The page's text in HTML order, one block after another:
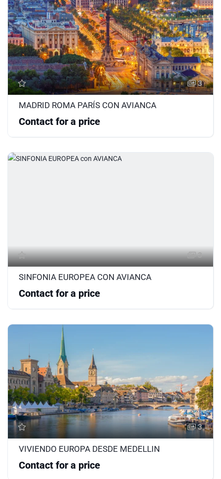
3
MADRID ROMA PARÍS CON AVIANCA
Contact for a price
3
SINFONIA EUROPEA CON AVIANCA
Contact for a price
3
VIVIENDO EUROPA DESDE MEDELLIN
Contact for a price